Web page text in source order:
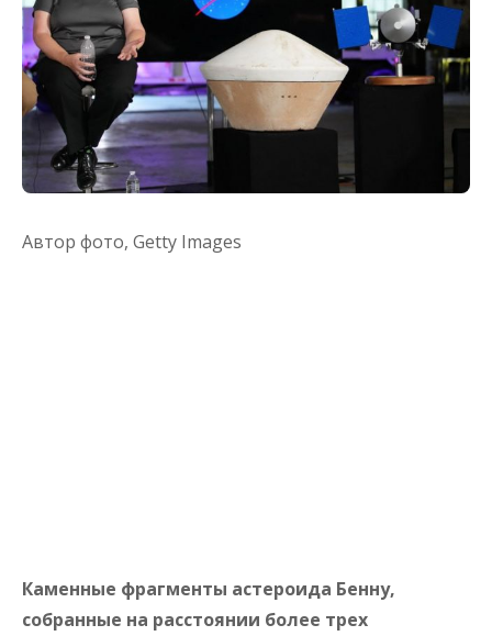
Автор фото, Getty Images
Каменные фрагменты астероида Бенну,
собранные на расстоянии более трех